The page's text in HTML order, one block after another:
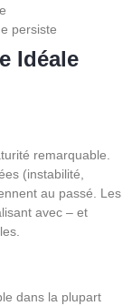
persiste
Idéale
remarquable.
(instabilité,
au passé. Les
avec – et
dans la plupart